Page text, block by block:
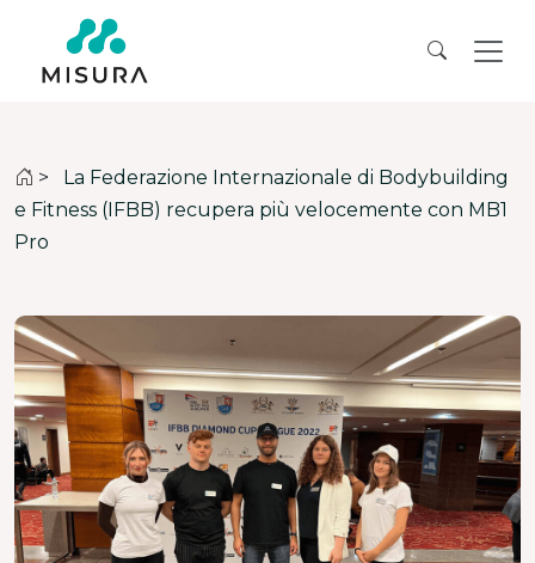
>
La Federazione Internazionale di Bodybuilding
e Fitness (IFBB) recupera più velocemente con MB1
Pro